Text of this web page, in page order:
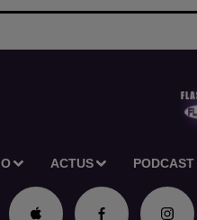
ACTUS PODCAST